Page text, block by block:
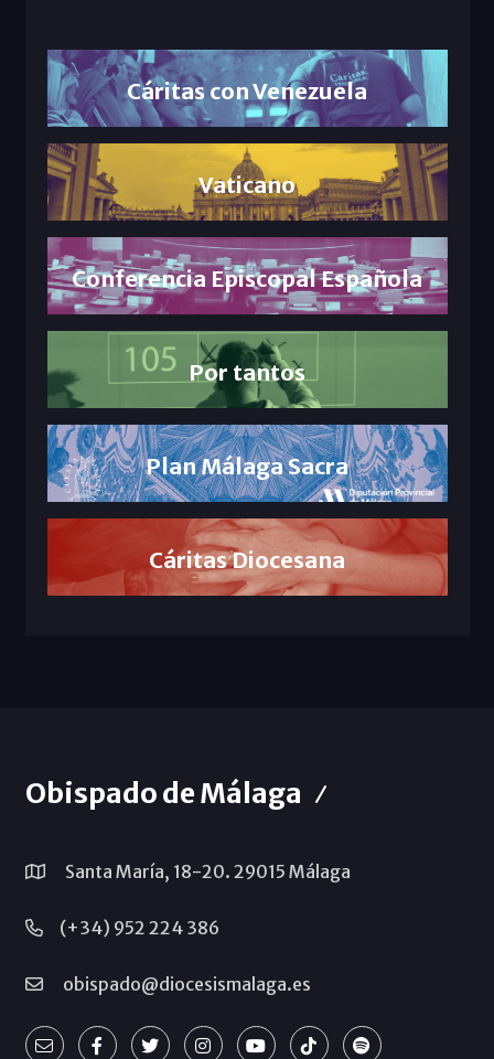
Cáritas con Venezuela
Vaticano
Conferencia Episcopal Española
Por tantos
Plan Málaga Sacra
Cáritas Diocesana
Obispado de Málaga
Santa María, 18-20. 29015 Málaga
(+34) 952 224 386
obispado@diocesismalaga.es